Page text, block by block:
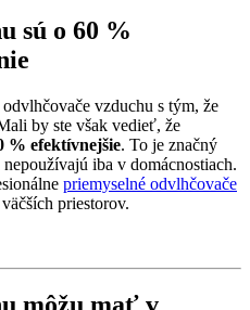
sú o 60 %
vzduchu s tým, že
by ste však vedieť, že
% efektívnejšie. To je značný
iba v domácnostiach.
priemyselné odvlhčovače
priestorov.